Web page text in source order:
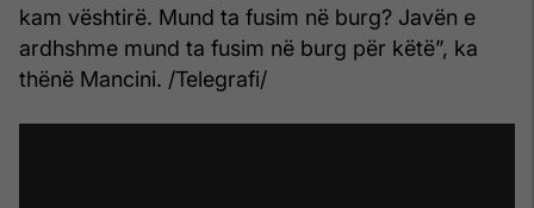
kam vështirë. Mund ta fusim në burg? Javën e
ardhshme mund ta fusim në burg për këtë”, ka
thënë Mancini. /Telegrafi/